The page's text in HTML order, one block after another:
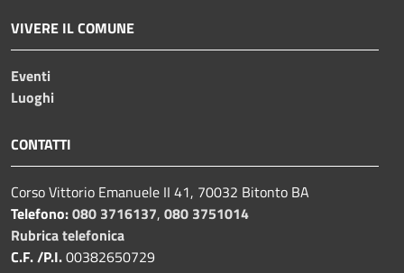
VIVERE IL COMUNE
Eventi
Luoghi
CONTATTI
Corso Vittorio Emanuele II 41, 70032 Bitonto BA
Telefono:080 3716137, 080 3751014
Rubrica telefonica
C.F. /P.I.00382650729